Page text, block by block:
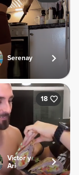
Serenay
18
Victor y
Ari